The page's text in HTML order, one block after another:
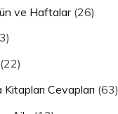
ve Haftalar(26)
(22)
Kitapları Cevapları (63)